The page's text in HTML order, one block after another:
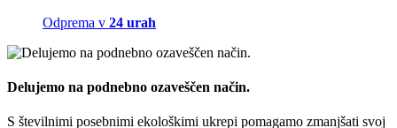
Odprema v 24 urah
Delujemo na podnebno ozaveščen način.
S številnimi posebnimi ekološkimi ukrepi pomagamo zmanjšati svoj